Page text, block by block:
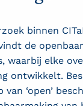
binnen
de
waarbij elke
ontwikkelt.
‘open’